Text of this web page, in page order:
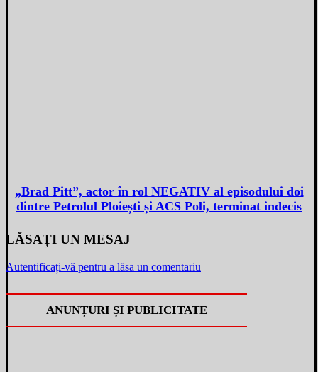
„Brad Pitt”, actor în rol NEGATIV al episodului doi
dintre Petrolul Ploiești și ACS Poli, terminat indecis
LĂSAȚI UN MESAJ
Autentificați-vă pentru a lăsa un comentariu
ANUNȚURI ȘI PUBLICITATE